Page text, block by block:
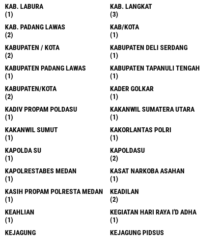
KAB. LABURA
(1)
KAB. LANGKAT
(3)
KAB. PADANG LAWAS
(2)
KAB/KOTA
(1)
KABUPATEN / KOTA
(2)
KABUPATEN DELI SERDANG
(1)
KABUPATEN PADANG LAWAS
(1)
KABUPATEN TAPANULI TENGAH
(1)
KABUPATEN/KOTA
(2)
KADER GOLKAR
(1)
KADIV PROPAM POLDASU
(1)
KAKANWIL SUMATERA UTARA
(1)
KAKANWIL SUMUT
(1)
KAKORLANTAS POLRI
(1)
KAPOLDA SU
(1)
KAPOLDASU
(2)
KAPOLRESTABES MEDAN
(1)
KASAT NARKOBA ASAHAN
(1)
KASIH PROPAM POLRESTA MEDAN
(1)
KEADILAN
(2)
KEAHLIAN
(1)
KEGIATAN HARI RAYA I'D ADHA
(1)
KEJAGUNG
KEJAGUNG PIDSUS